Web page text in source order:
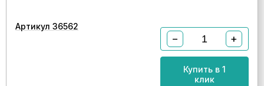
Артикул 36562
− +
Купить в 1
клик